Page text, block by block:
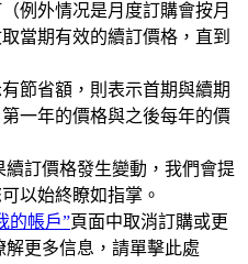
例外情况是月度訂購會按月
當期有效的續訂價格，直到
節省額，則表示首期與續期
一年的價格與之後每年的價
訂價格發生變動，我們會提
以始終瞭如指掌。
的帳戶”頁面中取消訂購或更
更多信息，請單擊此處